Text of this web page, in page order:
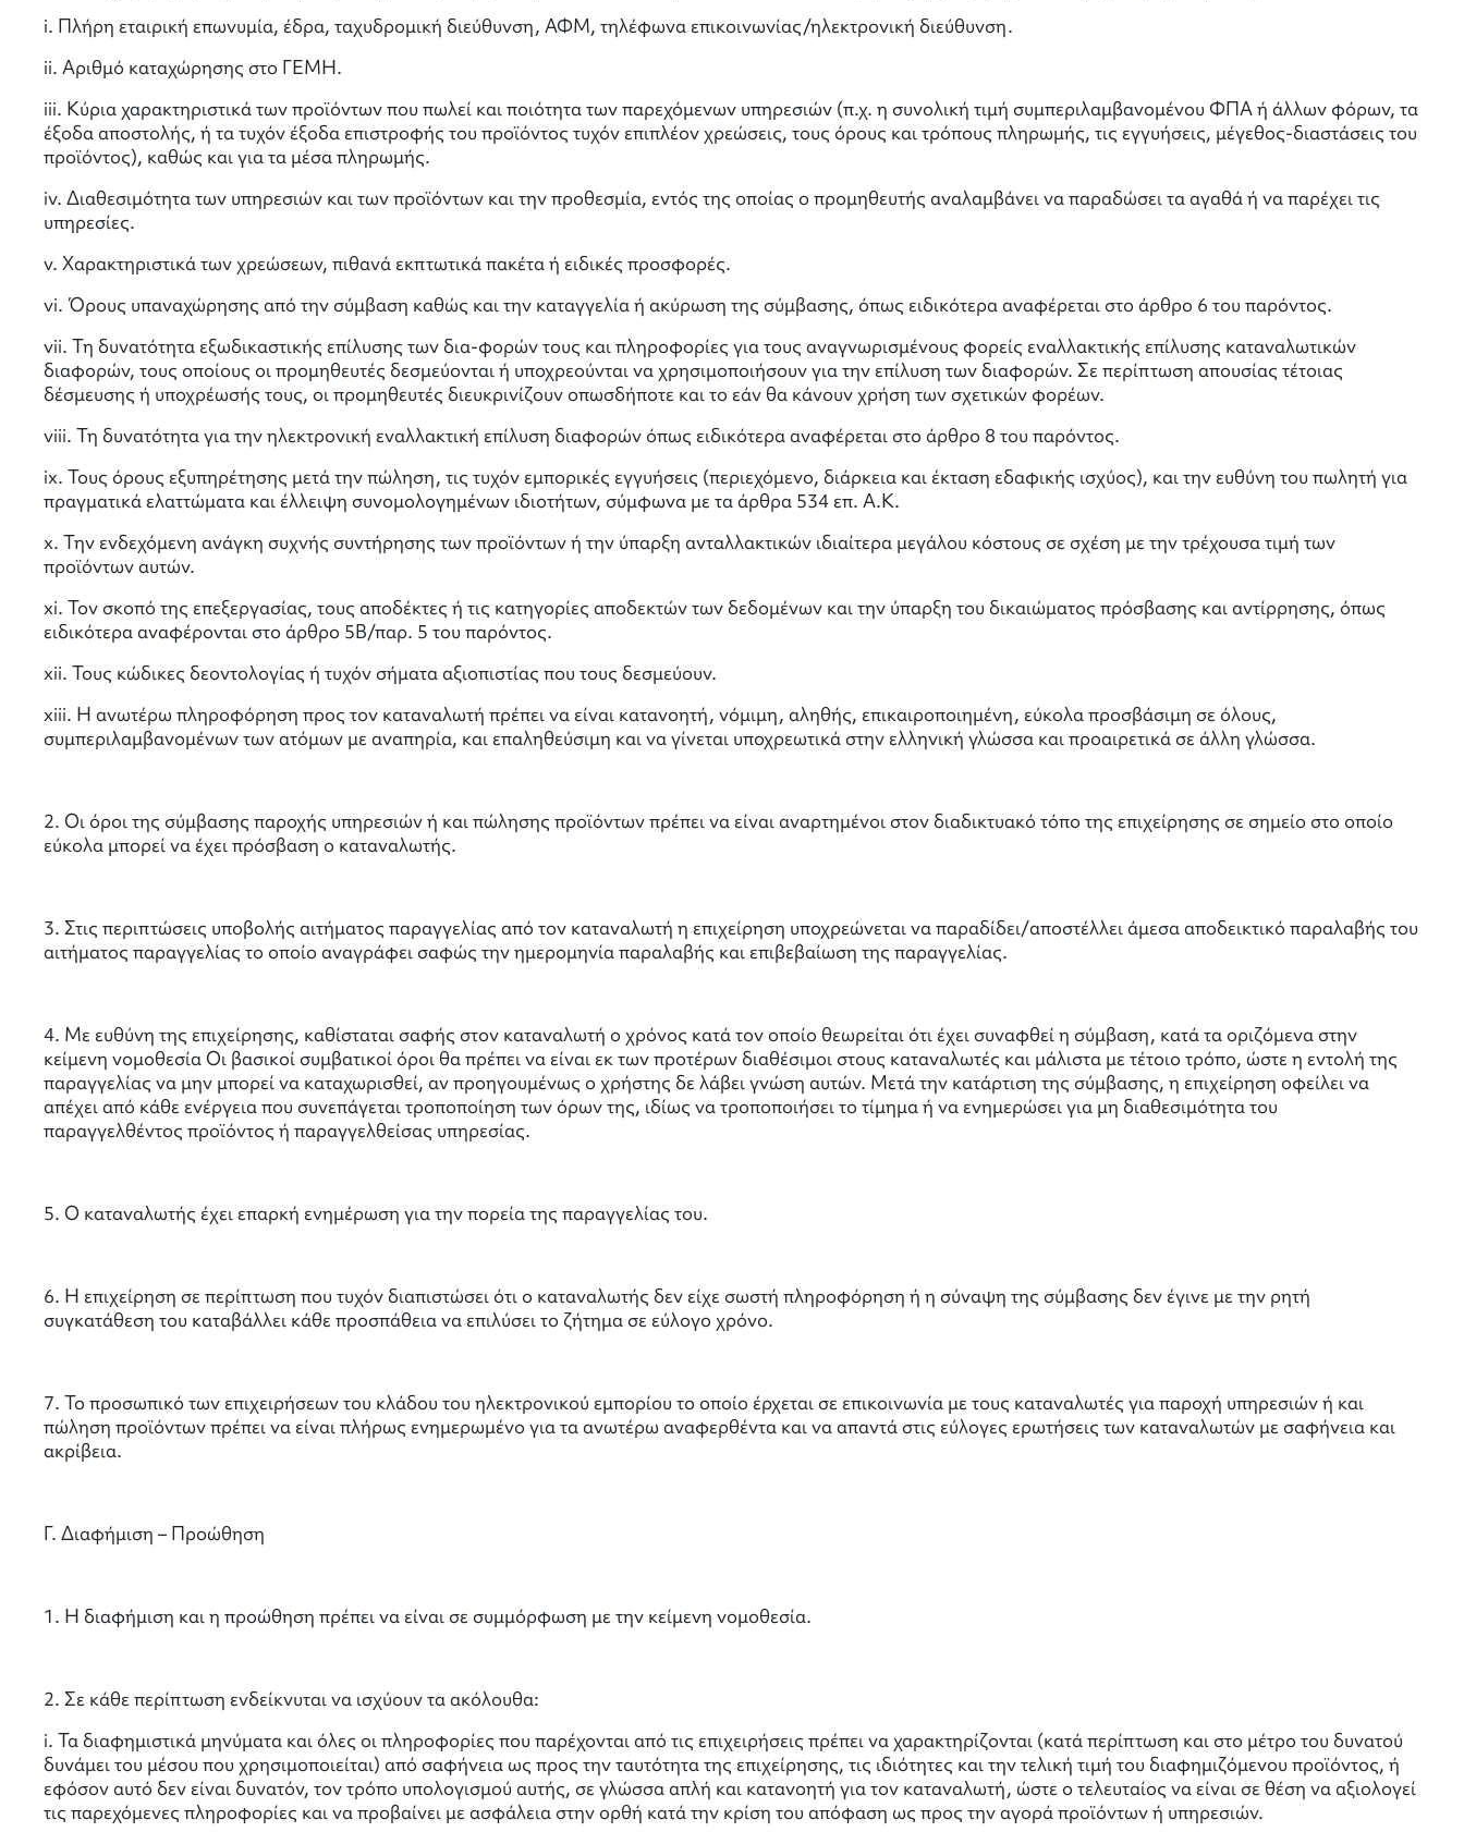
i. Πλήρη εταιρική επωνυμία, έδρα, ταχυδρομική διεύθυνση, ΑΦΜ, τηλέφωνα επικοινωνίας/ηλεκτρονική διεύθυνση.
ii. Αριθμό καταχώρησης στο ΓΕΜΗ.
iii. Κύρια χαρακτηριστικά των προϊόντων που πωλεί και ποιότητα των παρεχόμενων υπηρεσιών (π.χ. η συνολική τιμή συμπεριλαμβανομένου ΦΠΑ ή άλλων φόρων, τα
έξοδα αποστολής, ή τα τυχόν έξοδα επιστροφής του προϊόντος τυχόν επιπλέον χρεώσεις, τους όρους και τρόπους πληρωμής, τις εγγυήσεις, μέγεθος-διαστάσεις του
προϊόντος), καθώς και για τα μέσα πληρωμής.
iv. Διαθεσιμότητα των υπηρεσιών και των προϊόντων και την προθεσμία, εντός της οποίας ο προμηθευτής αναλαμβάνει να παραδώσει τα αγαθά ή να παρέχει τις
υπηρεσίες.
ν. Χαρακτηριστικά των χρεώσεων, πιθανά εκπτωτικά πακέτα ή ειδικές προσφορές.
vi. Όρους υπαναχώρησης από την σύμβαση καθώς και την καταγγελία ή ακύρωση της σύμβασης, όπως ειδικότερα αναφέρεται στο άρθρο 6 του παρόντος.
vii. Τη δυνατότητα εξωδικαστικής επίλυσης των δια-φορών τους και πληροφορίες για τους αναγνωρισμένους φορείς εναλλακτικής επίλυσης καταναλωτικών
διαφορών, τους οποίους οι προμηθευτές δεσμεύονται ή υποχρεούνται να χρησιμοποιήσουν για την επίλυση των διαφορών. Σε περίπτωση απουσίας τέτοιας
δέσμευσης ή υποχρέωσής τους, οι προμηθευτές διευκρινίζουν οπωσδήποτε και το εάν θα κάνουν χρήση των σχετικών φορέων.
viii. Τη δυνατότητα για την ηλεκτρονική εναλλακτική επίλυση διαφορών όπως ειδικότερα αναφέρεται στο άρθρο 8 του παρόντος.
ix. Τους όρους εξυπηρέτησης μετά την πώληση, τις τυχόν εμπορικές εγγυήσεις (περιεχόμενο, διάρκεια και έκταση εδαφικής ισχύος), και την ευθύνη του πωλητή για
πραγματικά ελαττώματα και έλλειψη συνομολογημένων ιδιοτήτων, σύμφωνα με τα άρθρα 534 επ. Α.Κ.
x. Την ενδεχόμενη ανάγκη συχνής συντήρησης των προϊόντων ή την ύπαρξη ανταλλακτικών ιδιαίτερα μεγάλου κόστους σε σχέση με την τρέχουσα τιμή των
προϊόντων αυτών.
xi. Τον σκοπό της επεξεργασίας, τους αποδέκτες ή τις κατηγορίες αποδεκτών των δεδομένων και την ύπαρξη του δικαιώματος πρόσβασης και αντίρρησης, όπως
ειδικότερα αναφέρονται στο άρθρο 5Β/παρ. 5 του παρόντος.
xii. Τους κώδικες δεοντολογίας ή τυχόν σήματα αξιοπιστίας που τους δεσμεύουν.
xiii. Η ανωτέρω πληροφόρηση προς τον καταναλωτή πρέπει να είναι κατανοητή, νόμιμη, αληθής, επικαιροποιημένη, εύκολα προσβάσιμη σε όλους,
συμπεριλαμβανομένων των ατόμων με αναπηρία, και επαληθεύσιμη και να γίνεται υποχρεωτικά στην ελληνική γλώσσα και προαιρετικά σε άλλη γλώσσα.
2. Οι όροι της σύμβασης παροχής υπηρεσιών ή και πώλησης προϊόντων πρέπει να είναι αναρτημένοι στον διαδικτυακό τόπο της επιχείρησης σε σημείο στο οποίο
εύκολα μπορεί να έχει πρόσβαση ο καταναλωτής.
3. Στις περιπτώσεις υποβολής αιτήματος παραγγελίας από τον καταναλωτή η επιχείρηση υποχρεώνεται να παραδίδει/αποστέλλει άμεσα αποδεικτικό παραλαβής του
αιτήματος παραγγελίας το οποίο αναγράφει σαφώς την ημερομηνία παραλαβής και επιβεβαίωση της παραγγελίας.
4. Με ευθύνη της επιχείρησης, καθίσταται σαφής στον καταναλωτή ο χρόνος κατά τον οποίο θεωρείται ότι έχει συναφθεί η σύμβαση, κατά τα οριζόμενα στην
κείμενη νομοθεσία Οι βασικοί συμβατικοί όροι θα πρέπει να είναι εκ των προτέρων διαθέσιμοι στους καταναλωτές και μάλιστα με τέτοιο τρόπο, ώστε η εντολή της
παραγγελίας να μην μπορεί να καταχωρισθεί, αν προηγουμένως ο χρήστης δε λάβει γνώση αυτών. Μετά την κατάρτιση της σύμβασης, η επιχείρηση οφείλει να
απέχει από κάθε ενέργεια που συνεπάγεται τροποποίηση των όρων της, ιδίως να τροποποιήσει το τίμημα ή να ενημερώσει για μη διαθεσιμότητα του
παραγγελθέντος προϊόντος ή παραγγελθείσας υπηρεσίας.
5. Ο καταναλωτής έχει επαρκή ενημέρωση για την πορεία της παραγγελίας του.
6. Η επιχείρηση σε περίπτωση που τυχόν διαπιστώσει ότι ο καταναλωτής δεν είχε σωστή πληροφόρηση ή η σύναψη της σύμβασης δεν έγινε με την ρητή
συγκατάθεση του καταβάλλει κάθε προσπάθεια να επιλύσει το ζήτημα σε εύλογο χρόνο.
7. Το προσωπικό των επιχειρήσεων του κλάδου του ηλεκτρονικού εμπορίου το οποίο έρχεται σε επικοινωνία με τους καταναλωτές για παροχή υπηρεσιών ή και
πώληση προϊόντων πρέπει να είναι πλήρως ενημερωμένο για τα ανωτέρω αναφερθέντα και να απαντά στις εύλογες ερωτήσεις των καταναλωτών με σαφήνεια και
ακρίβεια.
Γ. Διαφήμιση – Προώθηση
1. Η διαφήμιση και η προώθηση πρέπει να είναι σε συμμόρφωση με την κείμενη νομοθεσία.
2. Σε κάθε περίπτωση ενδείκνυται να ισχύουν τα ακόλουθα:
i. Τα διαφημιστικά μηνύματα και όλες οι πληροφορίες που παρέχονται από τις επιχειρήσεις πρέπει να χαρακτηρίζονται (κατά περίπτωση και στο μέτρο του δυνατού
δυνάμει του μέσου που χρησιμοποιείται) από σαφήνεια ως προς την ταυτότητα της επιχείρησης, τις ιδιότητες και την τελική τιμή του διαφημιζόμενου προϊόντος, ή
εφόσον αυτό δεν είναι δυνατόν, τον τρόπο υπολογισμού αυτής, σε γλώσσα απλή και κατανοητή για τον καταναλωτή, ώστε ο τελευταίος να είναι σε θέση να αξιολογεί
τις παρεχόμενες πληροφορίες και να προβαίνει με ασφάλεια στην ορθή κατά την κρίση του απόφαση ως προς την αγορά προϊόντων ή υπηρεσιών.